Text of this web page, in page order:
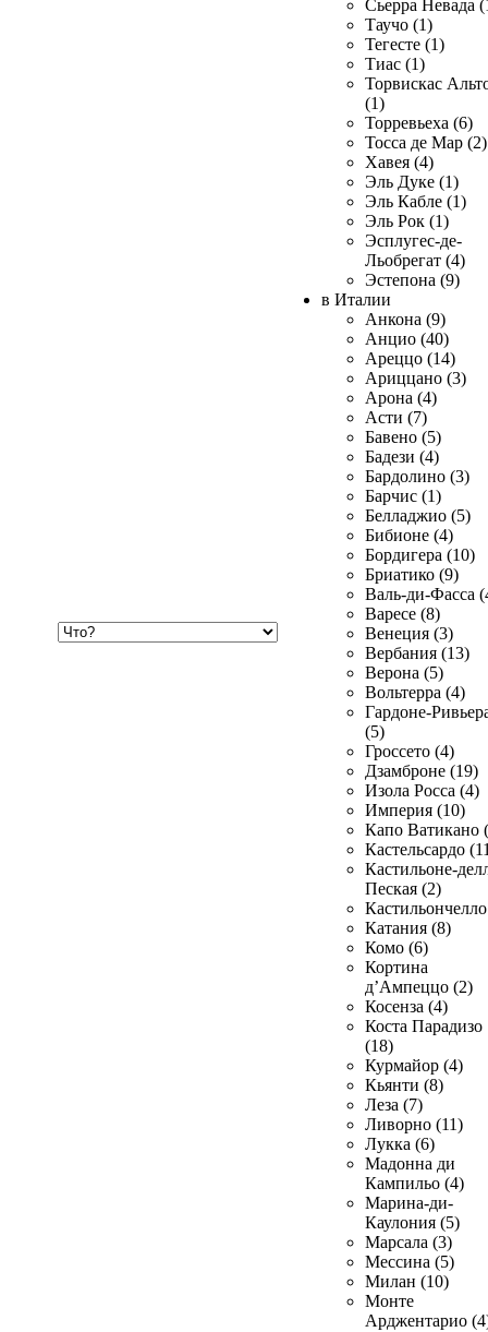
Сьерра Невада
Таучо (1)
Тегесте (1)
Тиас (1)
Торвискас
(1)
Торревьеха (6)
Тосса де Мар (2)
Хавея (4)
Эль Дуке (1)
Эль Кабле (1)
Эль Рок (1)
Эсплугес-де-
Льобрегат (4)
Эстепона (9)
в Италии
Анкона (9)
Анцио (40)
Ареццо (14)
Ариццано (3)
Арона (4)
Асти (7)
Бавено (5)
Бадези (4)
Бардолино (3)
Барчис (1)
Белладжио (5)
Бибионе (4)
Бордигера (10)
Бриатико (9)
Валь-ди-Фасса
Варесе (8)
Венеция (3)
Вербания (13)
Верона (5)
Вольтерра (4)
Гардоне-
(5)
Гроссето (4)
Дзамброне (19)
Изола Росса (4)
Империя (10)
Капо Ватикано
Кастельсардо
Кастильоне-
Пеская (2)
Катания (8)
Комо (6)
Кортина
д’Ампеццо (2)
Косенза (4)
Коста Парадизо
(18)
Курмайор (4)
Кьянти (8)
Леза (7)
Ливорно (11)
Лукка (6)
Мадонна ди
Кампильо (4)
Марина-ди-
Каулония (5)
Марсала (3)
Мессина (5)
Милан (10)
Монте
Арджентарио